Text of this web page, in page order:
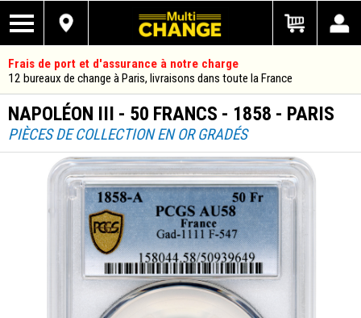
Frais de port et d'assurance à notre charge
12 bureaux de change à Paris, livraisons dans toute la France
NAPOLÉON III - 50 FRANCS - 1858 - PARIS
PIÈCES DE COLLECTION EN OR GRADÉS